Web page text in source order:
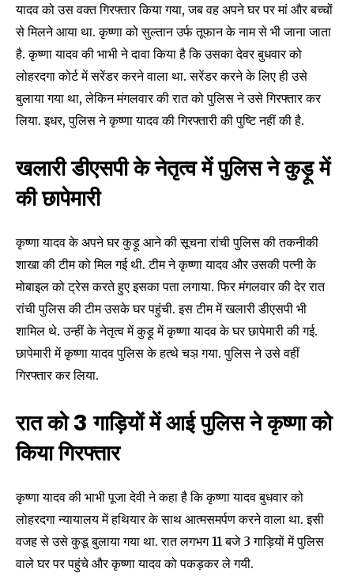
यादव को उस वक्त गिरफ्तार किया गया, जब वह अपने घर पर मां और बच्चों
से मिलने आया था. कृष्णा को सुल्तान उर्फ तूफान के नाम से भी जाना जाता
है. कृष्णा यादव की भाभी ने दावा किया है कि उसका देवर बुधवार को
लोहरदगा कोर्ट में सरेंडर करने वाला था. सरेंडर करने के लिए ही उसे
बुलाया गया था, लेकिन मंगलवार की रात को पुलिस ने उसे गिरफ्तार कर
लिया. इधर, पुलिस ने कृष्णा यादव की गिरफ्तारी की पुष्टि नहीं की है.
खलारी डीएसपी के नेतृत्व में पुलिस ने कुड़ू में
की छापेमारी
कृष्णा यादव के अपने घर कुड़ू आने की सूचना रांची पुलिस की तकनीकी
शाखा की टीम को मिल गई थी. टीम ने कृष्णा यादव और उसकी पत्नी के
मोबाइल को ट्रेस करते हुए इसका पता लगाया. फिर मंगलवार की देर रात
रांची पुलिस की टीम उसके घर पहुंची. इस टीम में खलारी डीएसपी भी
शामिल थे. उन्हीं के नेतृत्व में कुड़ू में कृष्णा यादव के घर छापेमारी की गई.
छापेमारी में कृष्णा यादव पुलिस के हत्थे चञ़ गया. पुलिस ने उसे वहीं
गिरफ्तार कर लिया.
रात को 3 गाड़ियों में आई पुलिस ने कृष्णा को
किया गिरफ्तार
कृष्णा यादव की भाभी पूजा देवी ने कहा है कि कृष्णा यादव बुधवार को
लोहरदगा न्यायालय में हथियार के साथ आत्मसमर्पण करने वाला था. इसी
वजह से उसे कुडू बुलाया गया था. रात लगभग 11 बजे 3 गाड़ियों में पुलिस
वाले घर पर पहुंचे और कृष्णा यादव को पकड़कर ले गयी.